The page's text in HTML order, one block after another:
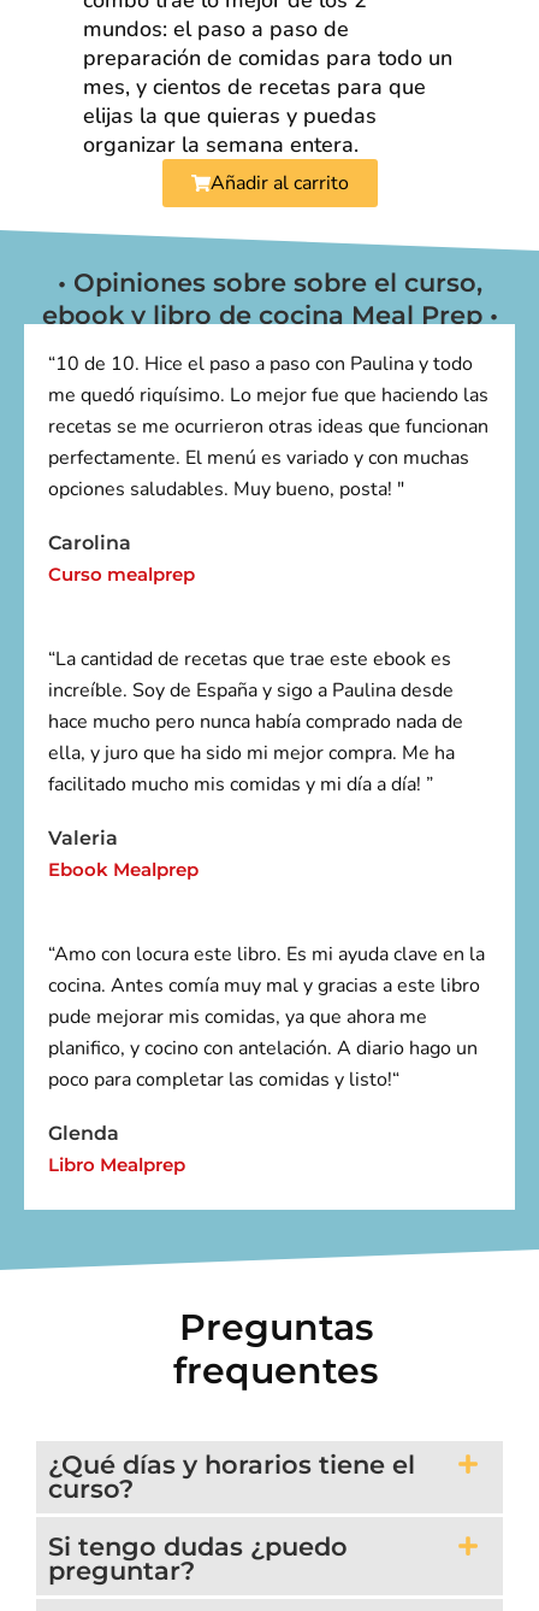
mundos: el paso a paso de
preparación de comidas para todo un
mes, y cientos de recetas para que
elijas la que quieras y puedas
organizar la semana entera.
Añadir al carrito
• Opiniones sobre sobre el curso,
ebook y libro de cocina Meal Prep •
“10 de 10. Hice el paso a paso con Paulina y todo
me quedó riquísimo. Lo mejor fue que haciendo las
recetas se me ocurrieron otras ideas que funcionan
perfectamente. El menú es variado y con muchas
opciones saludables. Muy bueno, posta! "
Carolina
Curso mealprep
“La cantidad de recetas que trae este ebook es
increíble. Soy de España y sigo a Paulina desde
hace mucho pero nunca había comprado nada de
ella, y juro que ha sido mi mejor compra. Me ha
facilitado mucho mis comidas y mi día a día! ”
Valeria
Ebook Mealprep
“Amo con locura este libro. Es mi ayuda clave en la
cocina. Antes comía muy mal y gracias a este libro
pude mejorar mis comidas, ya que ahora me
planifico, y cocino con antelación. A diario hago un
poco para completar las comidas y listo!“
Glenda
Libro Mealprep
Preguntas
frequentes
¿Qué días y horarios tiene el
curso?
Si tengo dudas ¿puedo
preguntar?